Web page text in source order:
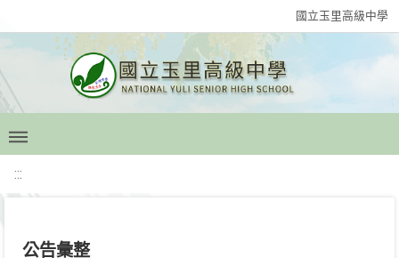
國立玉里高級中學
:::
公告彙整